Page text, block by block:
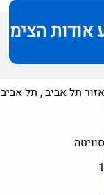
אודות הצימר
אזור תל אביב, תל אביב
סוויטה
1